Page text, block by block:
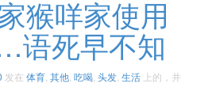
猴咩家使用
死早不知
发在 体育 其他 吃喝 头发 生活 上的，并